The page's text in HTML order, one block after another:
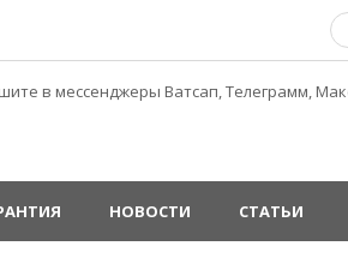
в мессенджеры Ватсап, Телеграмм,
НОВОСТИ СТАТЬИ